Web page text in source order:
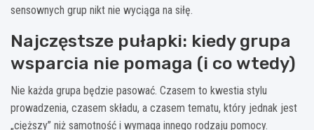
sensownych grup nikt nie wyciąga na siłę.
Najczęstsze pułapki: kiedy grupa
wsparcia nie pomaga (i co wtedy)
Nie każda grupa będzie pasować. Czasem to kwestia stylu
prowadzenia, czasem składu, a czasem tematu, który jednak jest
„cięższy” niż samotność i wymaga innego rodzaju pomocy.